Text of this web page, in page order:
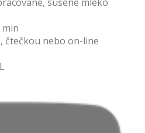
min
čtečkou nebo on-line